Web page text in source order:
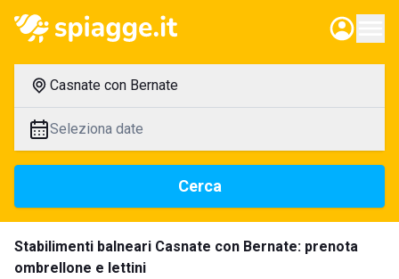
Casnate con Bernate
Seleziona date
Cerca
Stabilimenti balneari Casnate con Bernate: prenota
ombrellone e lettini